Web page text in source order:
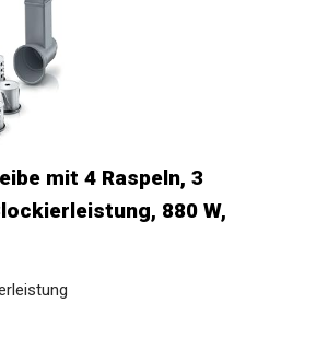
mit 4 Raspeln, 3
880 W,